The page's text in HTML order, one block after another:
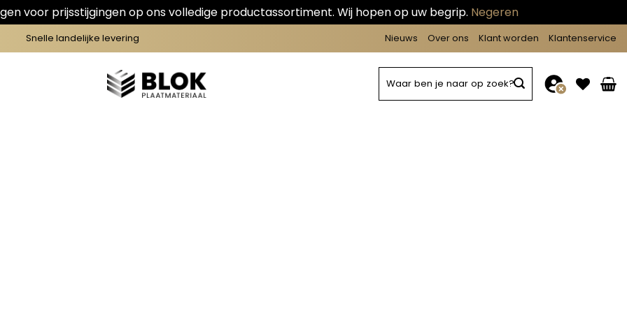
voor prijsstijgingen op ons volledige productassortiment. Wij hopen op uw begrip. Negeren
Snelle landelijke levering Nieuws Over ons Klant worden Klantenservice
naar: